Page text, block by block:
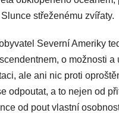
střeženému zvířaty.
Severní Ameriky
o možnosti a
ale ani nic proti
odpoutat, a to nejen od
od pout vlastní